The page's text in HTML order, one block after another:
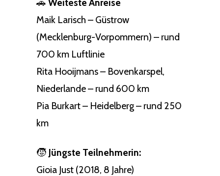
🚗 Weiteste Anreise
Maik Larisch – Güstrow
(Mecklenburg-Vorpommern) – rund
700 km Luftlinie
Rita Hooijmans – Bovenkarspel,
Niederlande – rund 600 km
Pia Burkart – Heidelberg – rund 250
km
🧒 Jüngste Teilnehmerin:
Gioia Just (2018, 8 Jahre)